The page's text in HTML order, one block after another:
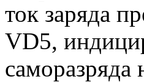
ток заряда
VD5,
саморазряда